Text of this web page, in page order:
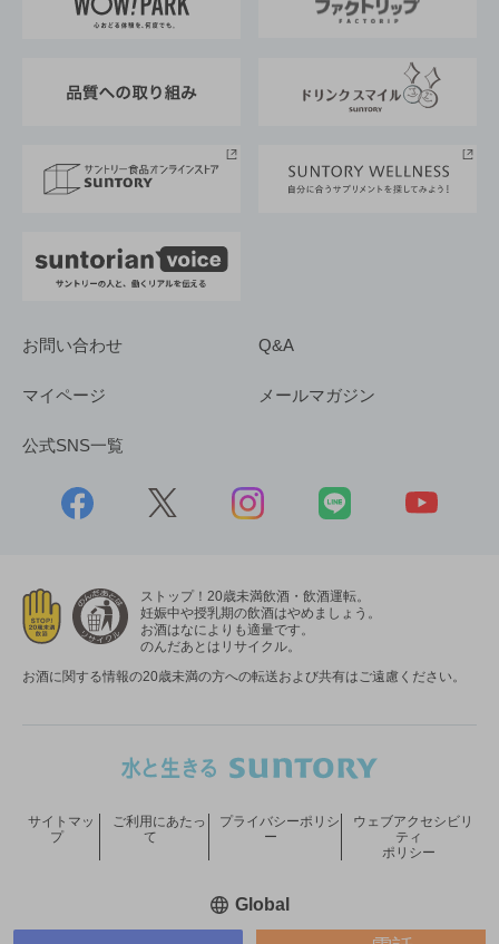
地域情報
サントリーサンバーズ大阪
サントリーが考えるサステナビリティ経営
企業概要
採用情報
お問い合わせ Q&A
マイページ メールマガジン
公式SNS一覧
ストップ！20歳未満飲酒・飲酒運転。
妊娠中や授乳期の飲酒はやめましょう。
お酒はなによりも適量です。
のんだあとはリサイクル。
お酒に関する情報の20歳未満の方への転送および共有はご遠慮ください。
サイトマッ
プ
ご利用にあたっ
て
プライバシーポリシ
ー
ウェブアクセシビリ
ティ
ポリシー
Global新しいウィンドウで開く